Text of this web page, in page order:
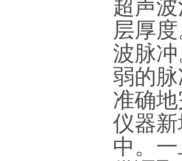
超声
层厚
波脉
弱的
准确
仪器
中。